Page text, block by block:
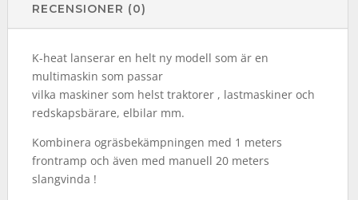
RECENSIONER (0)
K-heat lanserar en helt ny modell som är en
multimaskin som passar
vilka maskiner som helst traktorer , lastmaskiner och
redskapsbärare, elbilar mm.
Kombinera ogräsbekämpningen med 1 meters
frontramp och även med manuell 20 meters
slangvinda !